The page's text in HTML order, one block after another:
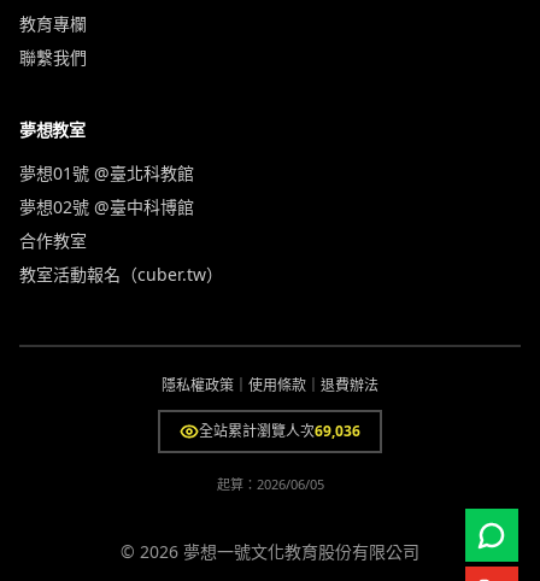
教育專欄
聯繫我們
夢想教室
夢想01號 @臺北科教館
夢想02號 @臺中科博館
合作教室
教室活動報名（cuber.tw）
隱私權政策 使用條款 退費辦法
全站累計瀏覽人次69,036
起算： 2026/06/05
© 2026 夢想一號文化教育股份有限公司